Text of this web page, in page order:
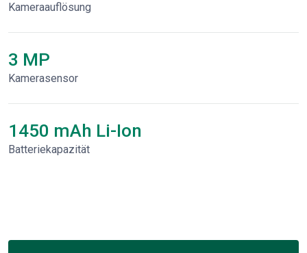
Kameraauflösung
3 MP
Kamerasensor
1450 mAh Li-Ion
Batteriekapazität